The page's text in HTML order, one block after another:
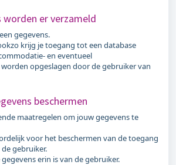
worden er verzameld
gegevens.
krijg je toegang tot een database
en eventueel
opgeslagen door de gebruiker van
beschermen
maatregelen om jouw gegevens te
voor het beschermen van de toegang
gebruiker.
erin is van de gebruiker.